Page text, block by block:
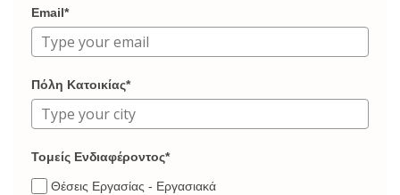
Email*
Πόλη Κατοικίας*
Τομείς Ενδιαφέροντος*
Θέσεις Εργασίας - Εργασιακά